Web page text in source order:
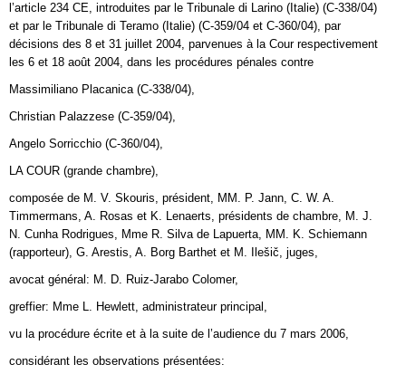
l’article 234 CE, introduites par le Tribunale di Larino (Italie) (C‑338/04)
et par le Tribunale di Teramo (Italie) (C‑359/04 et C‑360/04), par
décisions des 8 et 31 juillet 2004, parvenues à la Cour respectivement
les 6 et 18 août 2004, dans les procédures pénales contre
Massimiliano Placanica (C‑338/04),
Christian Palazzese (C‑359/04),
Angelo Sorricchio (C‑360/04),
LA COUR (grande chambre),
composée de M. V. Skouris, président, MM. P. Jann, C. W. A.
Timmermans, A. Rosas et K. Lenaerts, présidents de chambre, M. J.
N. Cunha Rodrigues, Mme R. Silva de Lapuerta, MM. K. Schiemann
(rapporteur), G. Arestis, A. Borg Barthet et M. Ilešič, juges,
avocat général: M. D. Ruiz‑Jarabo Colomer,
greffier: Mme L. Hewlett, administrateur principal,
vu la procédure écrite et à la suite de l’audience du 7 mars 2006,
considérant les observations présentées: